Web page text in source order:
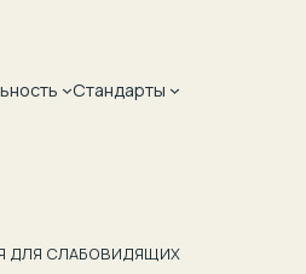
Стандарты
ДЛЯ СЛАБОВИДЯЩИХ